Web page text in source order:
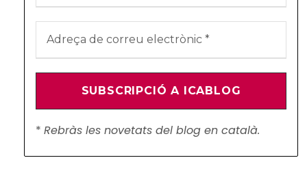
* Rebràs les novetats del blog en català.